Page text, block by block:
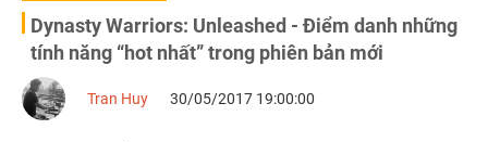
Dynasty Warriors: Unleashed - Điểm danh những
tính năng “hot nhất” trong phiên bản mới
Tran Huy 30/05/2017 19:00:00